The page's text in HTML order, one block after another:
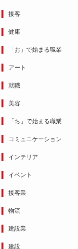
接客
健康
「お」で始まる職業
アート
就職
美容
「ち」で始まる職業
コミュニケーション
インテリア
イベント
接客業
物流
建設業
建設